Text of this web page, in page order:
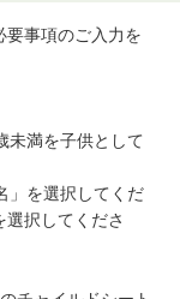
要事項のご入力を
未満を子供として
」を選択してくだ
択してくださ